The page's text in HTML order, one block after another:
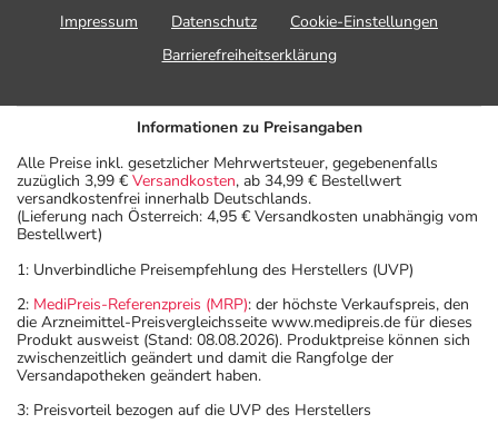
Impressum
Datenschutz
Cookie-Einstellungen
Barrierefreiheitserklärung
Informationen zu Preisangaben
Alle Preise inkl. gesetzlicher Mehrwertsteuer, gegebenenfalls
zuzüglich 3,99 € Versandkosten, ab 34,99 € Bestellwert
versandkostenfrei innerhalb Deutschlands.
(Lieferung nach Österreich: 4,95 € Versandkosten unabhängig vom
Bestellwert)
1: Unverbindliche Preisempfehlung des Herstellers (UVP)
2: MediPreis-Referenzpreis (MRP): der höchste Verkaufspreis, den
die Arzneimittel-Preisvergleichsseite www.medipreis.de für dieses
Produkt ausweist (Stand: 08.08.2026). Produktpreise können sich
zwischenzeitlich geändert und damit die Rangfolge der
Versandapotheken geändert haben.
3: Preisvorteil bezogen auf die UVP des Herstellers